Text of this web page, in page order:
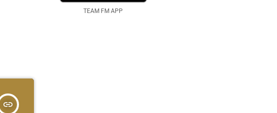
insert_link
TEAM FM APP